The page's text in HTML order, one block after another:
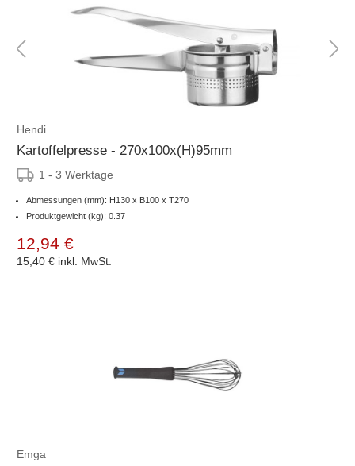
Hendi
Kartoffelpresse - 270x100x(H)95mm
1 - 3 Werktage
Abmessungen (mm): H130 x B100 x T270
Produktgewicht (kg): 0.37
12,94 €
15,40 € inkl. MwSt.
Emga